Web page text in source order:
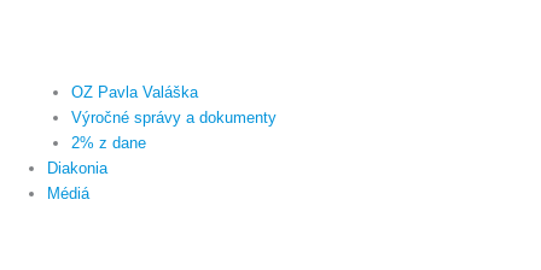
OZ Pavla Valáška
Výročné správy a dokumenty
2% z dane
Diakonia
Médiá